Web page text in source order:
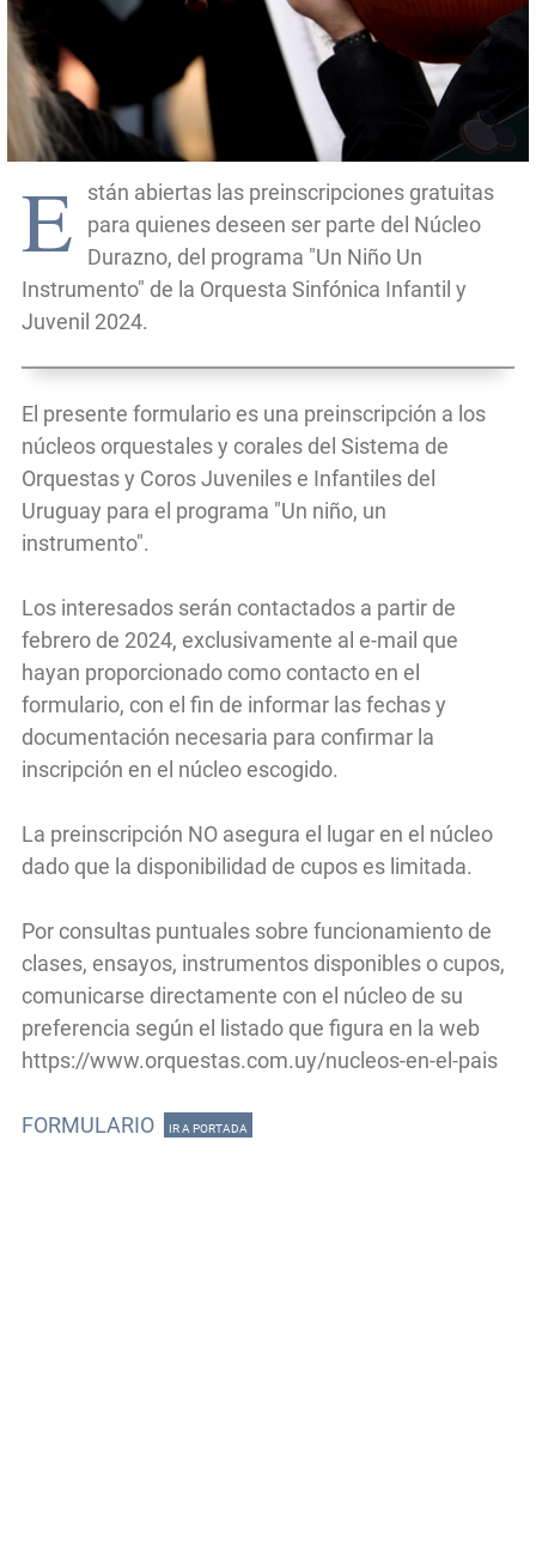
E
stán abiertas las preinscripciones gratuitas
para quienes deseen ser parte del Núcleo
Durazno, del programa "Un Niño Un
Instrumento" de la Orquesta Sinfónica Infantil y
Juvenil 2024.
El presente formulario es una preinscripción a los
núcleos orquestales y corales del Sistema de
Orquestas y Coros Juveniles e Infantiles del
Uruguay para el programa "Un niño, un
instrumento".
Los interesados serán contactados a partir de
febrero de 2024, exclusivamente al e-mail que
hayan proporcionado como contacto en el
formulario, con el fin de informar las fechas y
documentación necesaria para confirmar la
inscripción en el núcleo escogido.
La preinscripción NO asegura el lugar en el núcleo
dado que la disponibilidad de cupos es limitada.
Por consultas puntuales sobre funcionamiento de
clases, ensayos, instrumentos disponibles o cupos,
comunicarse directamente con el núcleo de su
preferencia según el listado que figura en la web
https://www.orquestas.com.uy/nucleos-en-el-pais
FORMULARIO IR A PORTADA